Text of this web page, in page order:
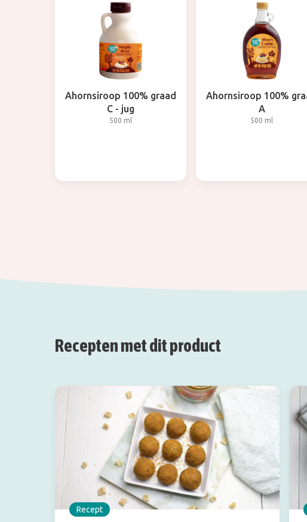
Ahornsiroop 100% graad
C - jug
500 ml
Ahornsiroop 100%
A
500 ml
Recepten met dit product
Recept